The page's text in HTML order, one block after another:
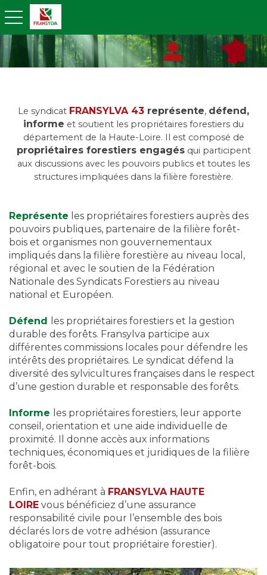
toggle navigation
Le syndicat FRANSYLVA 43 représente, défend,
informe et soutient les propriétaires forestiers du
département de la Haute-Loire. Il est composé de
propriétaires forestiers engagésqui participent
aux discussions avec les pouvoirs publics et toutes les
structures impliquées dans la filière forestière.
Représente les propriétaires forestiers auprès des
pouvoirs publiques, partenaire de la filière forêt-
bois et organismes non gouvernementaux
impliqués dans la filière forestière au niveau local,
régional et avec le soutien de la Fédération
Nationale des Syndicats Forestiers au niveau
national et Européen.
Défend les propriétaires forestiers et la gestion
durable des forêts. Fransylva participe aux
différentes commissions locales pour défendre les
intérêts des propriétaires. Le syndicat défend la
diversité des sylvicultures françaises dans le respect
d’une gestion durable et responsable des forêts.
Informe les propriétaires forestiers, leur apporte
conseil, orientation et une aide individuelle de
proximité. Il donne accès aux informations
techniques, économiques et juridiques de la filière
forêt-bois.
Enfin, en adhérant à FRANSYLVA HAUTE
LOIRE vous bénéficiez d’une assurance
responsabilité civile pour l’ensemble des bois
déclarés lors de votre adhésion (assurance
obligatoire pour tout propriétaire forestier).